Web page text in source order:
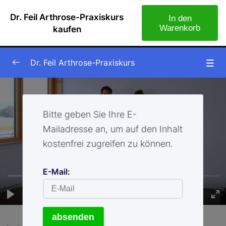
Dr. Feil Arthrose-Praxiskurs
kaufen
In den
Warenkorb
Tag 2
Tag 2 – Ernährung
Tag 3
Tag 3 – Ernährung
Dr. Feil Arthrose-Praxiskurs
Bitte geben Sie Ihre E-
Mailadresse an, um auf den Inhalt
kostenfrei zugreifen zu können.
E-Mail:
absenden